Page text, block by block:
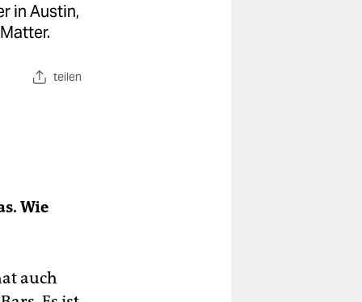
in Austin,
teilen
Wie
auch